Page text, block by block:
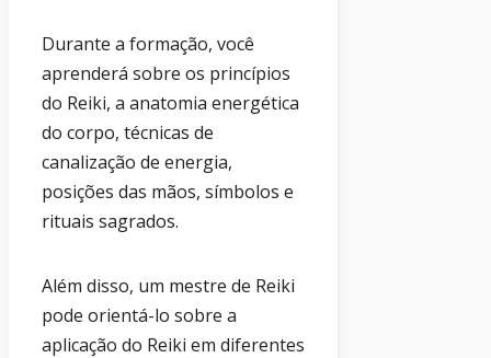
Durante a formação, você
aprenderá sobre os princípios
do Reiki, a anatomia energética
do corpo, técnicas de
canalização de energia,
posições das mãos, símbolos e
rituais sagrados.
Além disso, um mestre de Reiki
pode orientá-lo sobre a
aplicação do Reiki em diferentes